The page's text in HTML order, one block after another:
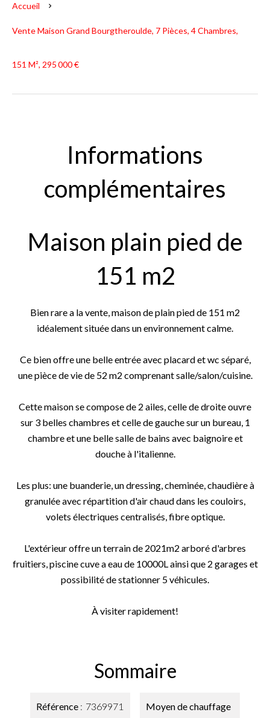
Accueil
Vente Maison Grand Bourgtheroulde, 7 Pièces, 4 Chambres,
151 M², 295 000 €
Informations
complémentaires
Maison plain pied de
151 m2
Bien rare a la vente, maison de plain pied de 151 m2
idéalement située dans un environnement calme.
Ce bien offre une belle entrée avec placard et wc séparé,
une pièce de vie de 52 m2 comprenant salle/salon/cuisine.
Cette maison se compose de 2 ailes, celle de droite ouvre
sur 3 belles chambres et celle de gauche sur un bureau, 1
chambre et une belle salle de bains avec baignoire et
douche à l'italienne.
Les plus: une buanderie, un dressing, cheminée, chaudière à
granulée avec répartition d'air chaud dans les couloirs,
volets électriques centralisés, fibre optique.
L'extérieur offre un terrain de 2021m2 arboré d'arbres
fruitiers, piscine cuve a eau de 10000L ainsi que 2 garages et
possibilité de stationner 5 véhicules.
À visiter rapidement!
Sommaire
Référence 7369971
Moyen de chauffage